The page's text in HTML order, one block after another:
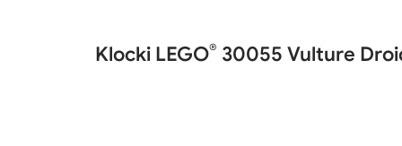
Klocki LEGO® 30055 Vulture